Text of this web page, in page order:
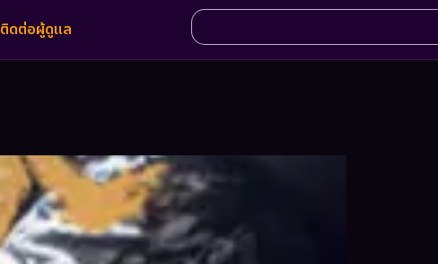
ติดต่อผู้ดูแล